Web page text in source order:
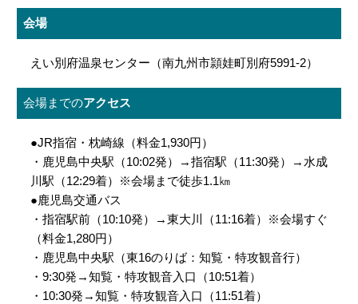
会場
えい別府温泉センター（南九州市頴娃町別府5991-2）
会場までのアクセス
●JR指宿・枕崎線（料金1,930円）
・鹿児島中央駅（10:02発）→指宿駅（11:30発）→水成
川駅（12:29着）※会場まで徒歩1.1㎞
●鹿児島交通バス
・指宿駅前（10:10発）→東大川（11:16着）※会場すぐ
（料金1,280円）
・鹿児島中央駅（東16のりば：知覧・特攻観音行）
・9:30発→知覧・特攻観音入口（10:51着）
・10:30発→知覧・特攻観音入口（11:51着）